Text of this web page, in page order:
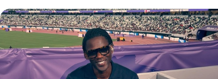
Cirkelledare
Nyheter
Avdelningar